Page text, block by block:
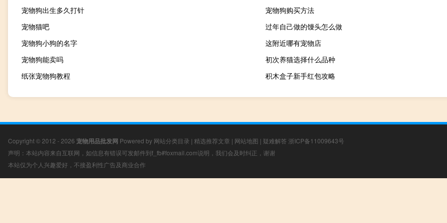
宠物狗出生多久打针
宠物狗购买方法
宠物猫吧
过年自己做的馒头怎么做
宠物狗小狗的名字
这附近哪有宠物店
宠物狗能卖吗
初次养猫选择什么品种
纸张宠物狗教程
积木盒子新手红包攻略
Copyright © 2012 - 2026 宠物用品批发网 Powered by 网站分类目录 | 精选推荐文章 | 网站地图 | 疑难解答 浙ICP备11009643号
声明：本站内容来自互联网，如信息有错误可发邮件到f_fb#foxmail.com说明，我们会及时纠正，谢谢
本站仅为个人兴趣爱好，不接盈利性广告及商业合作